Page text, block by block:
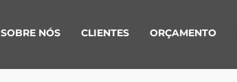
SOBRE NÓS CLIENTES ORÇAMENTO